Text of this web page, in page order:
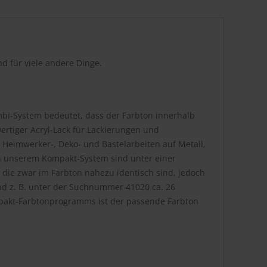
für viele andere Dinge.
System bedeutet, dass der Farbton innerhalb
Acryl-Lack für Lackierungen und
, Deko- und Bastelarbeiten auf Metall,
Kompakt-System sind unter einer
zwar im Farbton nahezu identisch sind, jedoch
z. B. unter der Suchnummer 41020 ca. 26
Farbtonprogramms ist der passende Farbton